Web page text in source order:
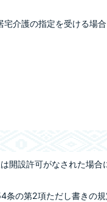
介護の指定を受ける場
開設許可がなされた場合
条の第2項ただし書きの規